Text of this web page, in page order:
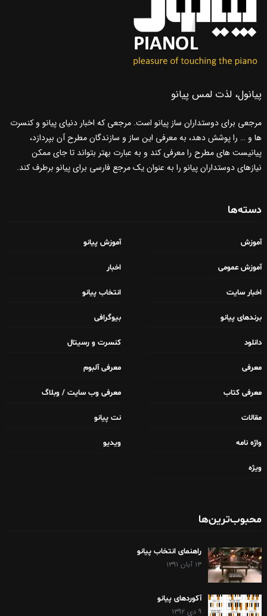
پیانول، لذت لمس پیانو
مرجعی برای دوستداران ساز پیانو است. مرجعی که اخبار دنیای پیانو و کنسرت
ها و … را پوشش دهد، به معرفی این ساز و سازندگان مطرح آن بپردازد،
پیانیست های مطرح را معرفی کند و به عبارت بهتر بتواند تا جای ممکن
نیازهای دوستداران پیانو را به عنوان یک مرجع فارسی برای پیانو برطرف کند.
دسته‌ها
آموزش آموزش پیانو
آموزش عمومی اخبار
اخبار سایت انتخاب پیانو
برندهای پیانو بیوگرافی
دانلود کنسرت و رسیتال
معرفی معرفی آلبوم
معرفی کتاب معرفی وب سایت / وبلاگ
مقالات نت پیانو
واژه نامه ویدیو
ویژه
محبوب‌ترین‌ها
راهنمای انتخاب پیانو
۱۳ آبان ۱۳۹۱
آکوردهای پیانو
۹ دی ۱۳۹۲